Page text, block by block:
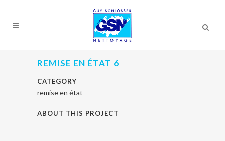
REMISE EN ÉTAT 6
CATEGORY
remise en état
ABOUT THIS PROJECT